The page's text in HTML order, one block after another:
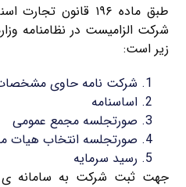
طبق ماده ۱۹۶
شرکت الزامیست در نظامنامه
زیر است:
شرکت نامه حاوی
اساسنامه
صورتجلسه مجمع عمومی
صورتجلسه انتخاب هیات
رسید سرمایه
جهت ثبت شرکت به سامانه